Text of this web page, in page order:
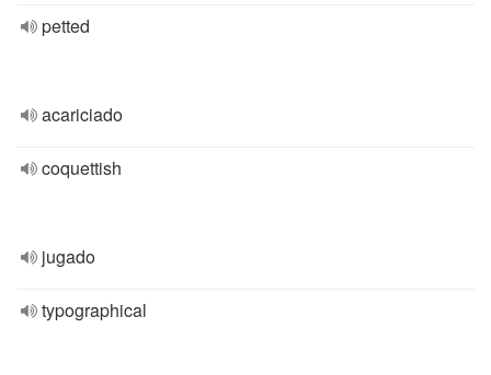
petted
acariciado
coquettish
jugado
typographical